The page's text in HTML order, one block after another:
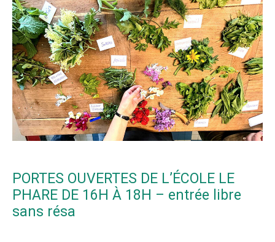
PORTES OUVERTES DE L’ÉCOLE LE
PHARE DE 16H À 18H – entrée libre
sans résa